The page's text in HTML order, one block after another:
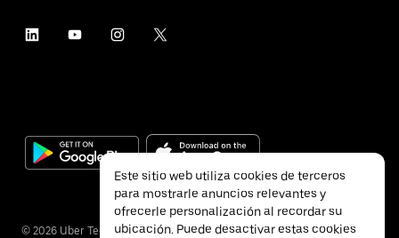
© 2026 Uber Technologies Inc.
Este sitio web utiliza cookies de terceros
para mostrarle anuncios relevantes y
ofrecerle personalización al recordar su
ubicación. Puede desactivar estas cookies